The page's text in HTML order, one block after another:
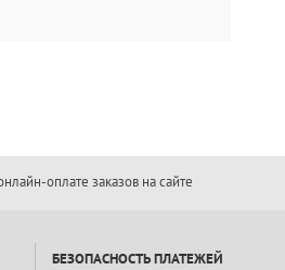
оплате заказов на сайте
БЕЗОПАСНОСТЬ ПЛАТЕЖЕЙ